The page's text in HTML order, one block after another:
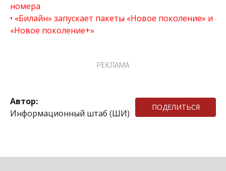
номера
«Билайн» запускает пакеты «Новое поколение» и
«Новое поколение+»
РЕКЛАМА
Автор:
Информационный штаб (ШИ)
ПОДЕЛИТЬСЯ